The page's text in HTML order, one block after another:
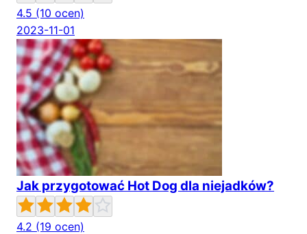
4.5 (10 ocen)
2023-11-01
Jak przygotować Hot Dog dla niejadków?
4.2 (19 ocen)